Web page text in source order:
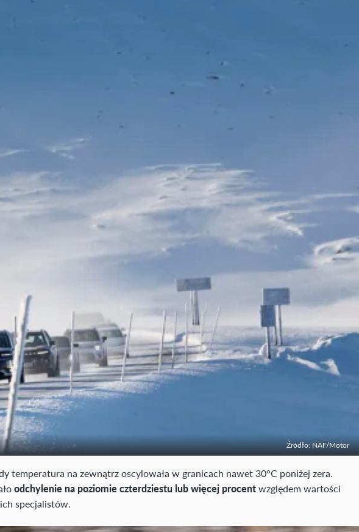
Źródło: NAF/Motor
temperatura na zewnątrz oscylowała w granicach nawet 30°C poniżej zera.
odchylenie na poziomie czterdziestu lub więcej procentwzględem wartości
specjalistów.